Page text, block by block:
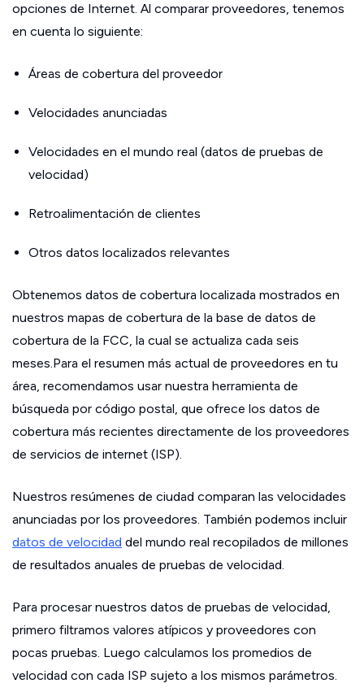
opciones de Internet. Al comparar proveedores, tenemos
en cuenta lo siguiente:
Áreas de cobertura del proveedor
Velocidades anunciadas
Velocidades en el mundo real (datos de pruebas de
velocidad)
Retroalimentación de clientes
Otros datos localizados relevantes
Obtenemos datos de cobertura localizada mostrados en
nuestros mapas de cobertura de la base de datos de
cobertura de la FCC, la cual se actualiza cada seis
meses.Para el resumen más actual de proveedores en tu
área, recomendamos usar nuestra herramienta de
búsqueda por código postal, que ofrece los datos de
cobertura más recientes directamente de los proveedores
de servicios de internet (ISP).
Nuestros resúmenes de ciudad comparan las velocidades
anunciadas por los proveedores. También podemos incluir
datos de velocidad del mundo real recopilados de millones
de resultados anuales de pruebas de velocidad.
Para procesar nuestros datos de pruebas de velocidad,
primero filtramos valores atípicos y proveedores con
pocas pruebas. Luego calculamos los promedios de
velocidad con cada ISP sujeto a los mismos parámetros.